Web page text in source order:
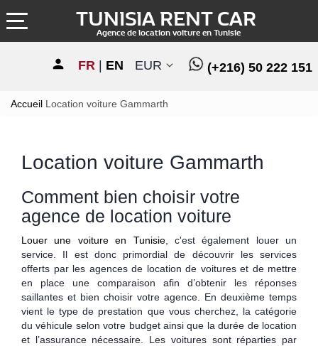
TUNISIA RENT CAR
Agence de location voiture en Tunisie
(+216) 50 222 151
EUR
FR EN
Accueil Location voiture Gammarth
Location voiture Gammarth
Comment bien choisir votre
agence de location voiture
Louer une voiture en Tunisie, c'est également louer un
service. Il est donc primordial de découvrir les services
offerts par les agences de location de voitures et de mettre
en place une comparaison afin d’obtenir les réponses
saillantes et bien choisir votre agence. En deuxième temps
vient le type de prestation que vous cherchez, la catégorie
du véhicule selon votre budget ainsi que la durée de location
et l’assurance nécessaire. Les voitures sont réparties par